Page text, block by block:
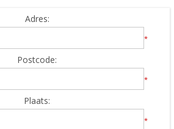
Adres:
*
Postcode:
*
Plaats:
*